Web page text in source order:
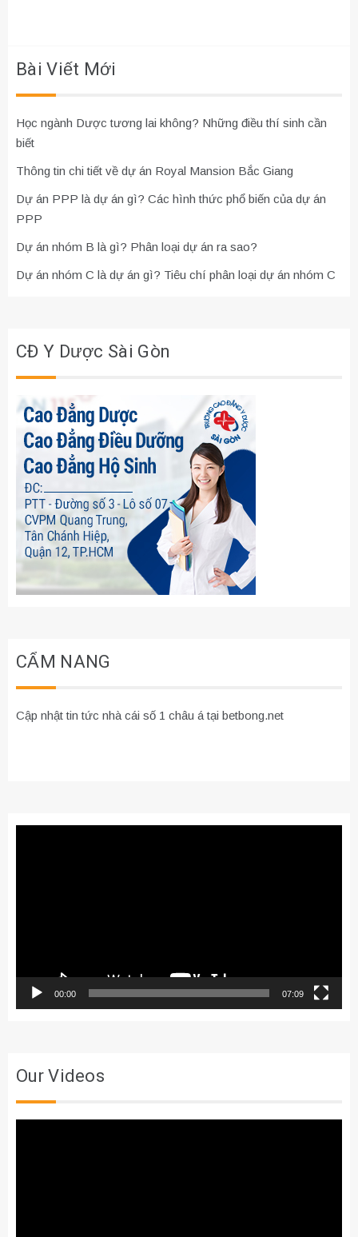
Bài Viết Mới
Học ngành Dược tương lai không? Những điều thí sinh cần
biết
Thông tin chi tiết về dự án Royal Mansion Bắc Giang
Dự án PPP là dự án gì? Các hình thức phổ biến của dự án
PPP
Dự án nhóm B là gì? Phân loại dự án ra sao?
Dự án nhóm C là dự án gì? Tiêu chí phân loại dự án nhóm C
CĐ Y Dược Sài Gòn
CẨM NANG
Cập nhật tin tức nhà cái số 1 châu á tại betbong.net
00:00 07:09
Our Videos